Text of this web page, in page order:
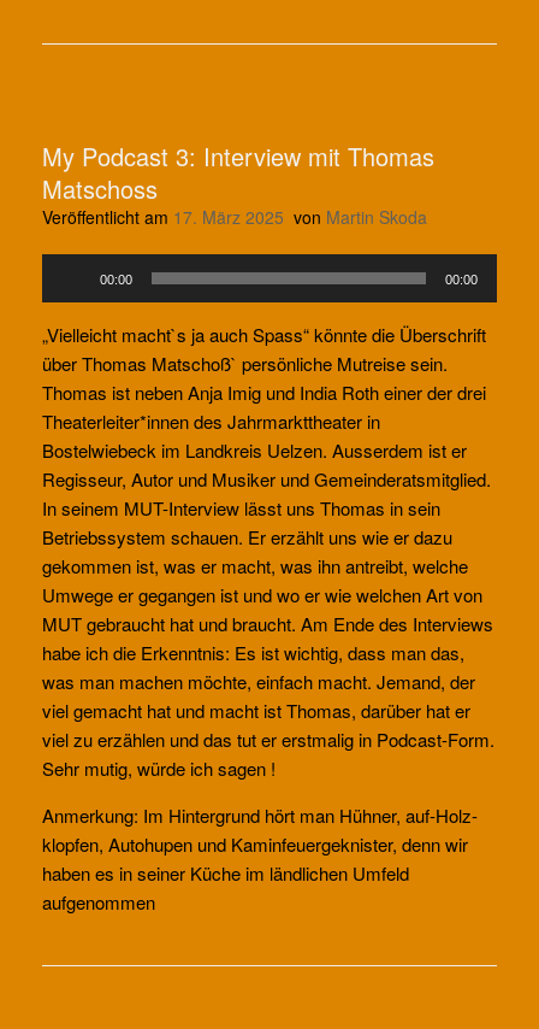
My Podcast 3: Interview mit Thomas
Matschoss
Veröffentlicht am 17. März 2025 von Martin Skoda
00:00 00:00
„Vielleicht macht`s ja auch Spass“ könnte die Überschrift
über Thomas Matschoß` persönliche Mutreise sein.
Thomas ist neben Anja Imig und India Roth einer der drei
Theaterleiter*innen des Jahrmarkttheater in
Bostelwiebeck im Landkreis Uelzen. Ausserdem ist er
Regisseur, Autor und Musiker und Gemeinderatsmitglied.
In seinem MUT-Interview lässt uns Thomas in sein
Betriebssystem schauen. Er erzählt uns wie er dazu
gekommen ist, was er macht, was ihn antreibt, welche
Umwege er gegangen ist und wo er wie welchen Art von
MUT gebraucht hat und braucht. Am Ende des Interviews
habe ich die Erkenntnis: Es ist wichtig, dass man das,
was man machen möchte, einfach macht. Jemand, der
viel gemacht hat und macht ist Thomas, darüber hat er
viel zu erzählen und das tut er erstmalig in Podcast-Form.
Sehr mutig, würde ich sagen !
Anmerkung: Im Hintergrund hört man Hühner, auf-Holz-
klopfen, Autohupen und Kaminfeuergeknister, denn wir
haben es in seiner Küche im ländlichen Umfeld
aufgenommen